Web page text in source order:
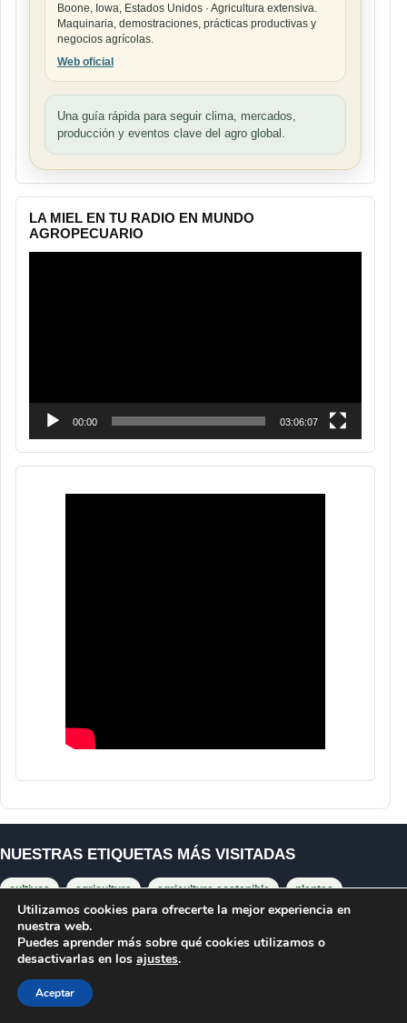
Boone, Iowa, Estados Unidos · Agricultura extensiva.
Maquinaria, demostraciones, prácticas productivas y
negocios agrícolas.
Web oficial
Una guía rápida para seguir clima, mercados,
producción y eventos clave del agro global.
LA MIEL EN TU RADIO EN MUNDO
AGROPECUARIO
00:00 03:06:07
NUESTRAS ETIQUETAS MÁS VISITADAS
cultivos agricultura agricultura sostenible plantas
sostenibilidad cambio climático seguridad alimentaria
producción innovación agrícola medio ambiente
suelo agrícola
Utilizamos cookies para ofrecerte la mejor experiencia en
nuestra web.
Puedes aprender más sobre qué cookies utilizamos o
desactivarlas en los ajustes.
Aceptar